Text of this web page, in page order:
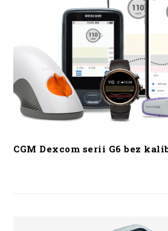
CGM Dexcom serii G6 bez